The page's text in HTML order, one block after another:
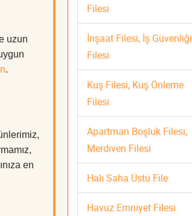
uzun
.
en
Filesi
İnşaat Filesi, İş Güvenliği
Filesi
Kuş Filesi, Kuş Önleme
Filesi
Apartman Boşluk Filesi,
Merdiven Filesi
Halı Saha Üstü File
Havuz Emniyet Filesi